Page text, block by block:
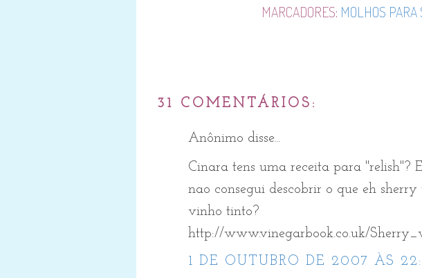
MARCADORES: MOLHOS
31 COMENTÁRIOS:
Anônimo disse...
Cinara tens uma receita para "relish"?
nao consegui descobrir o que eh
vinho tinto?
http://www.vinegarbook.co.uk/
1 DE OUTUBRO DE 2007 ÀS